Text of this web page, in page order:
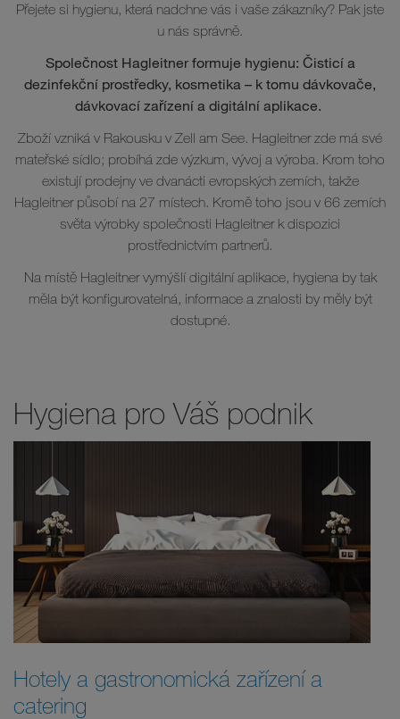
Přejete si hygienu, která nadchne vás i vaše zákazníky? Pak jste
u nás správně.
Společnost Hagleitner formuje hygienu: Čisticí a
dezinfekční prostředky, kosmetika – k tomu dávkovače,
dávkovací zařízení a digitální aplikace.
Zboží vzniká v Rakousku v Zell am See. Hagleitner zde má své
mateřské sídlo; probíhá zde výzkum, vývoj a výroba. Krom toho
existují prodejny ve dvanácti evropských zemích, takže
Hagleitner působí na 27 místech. Kromě toho jsou v 66 zemích
světa výrobky společnosti Hagleitner k dispozici
prostřednictvím partnerů.
Na místě Hagleitner vymýšlí digitální aplikace, hygiena by tak
měla být konfigurovatelná, informace a znalosti by měly být
dostupné.
Hygiena pro Váš podnik
Hotely a gastronomická zařízení a
catering